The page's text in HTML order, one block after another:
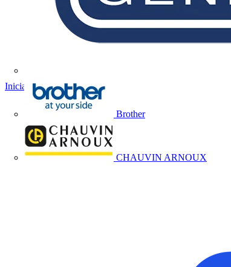
Brother
CHAUVIN ARNOUX
Iniciar sesiónRegistrarse